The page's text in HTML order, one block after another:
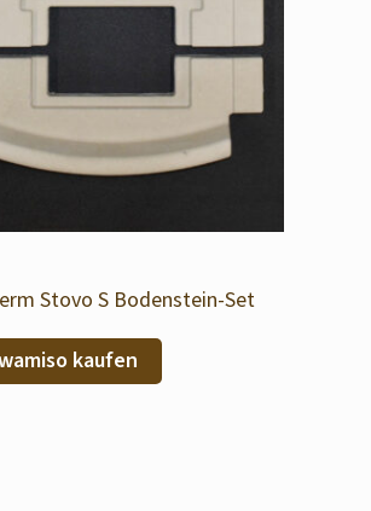
Stovo S Bodenstein-Set
kaufen